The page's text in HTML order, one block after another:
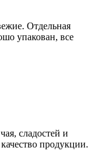
Отдельная
упакован, все
сладостей и
продукции.